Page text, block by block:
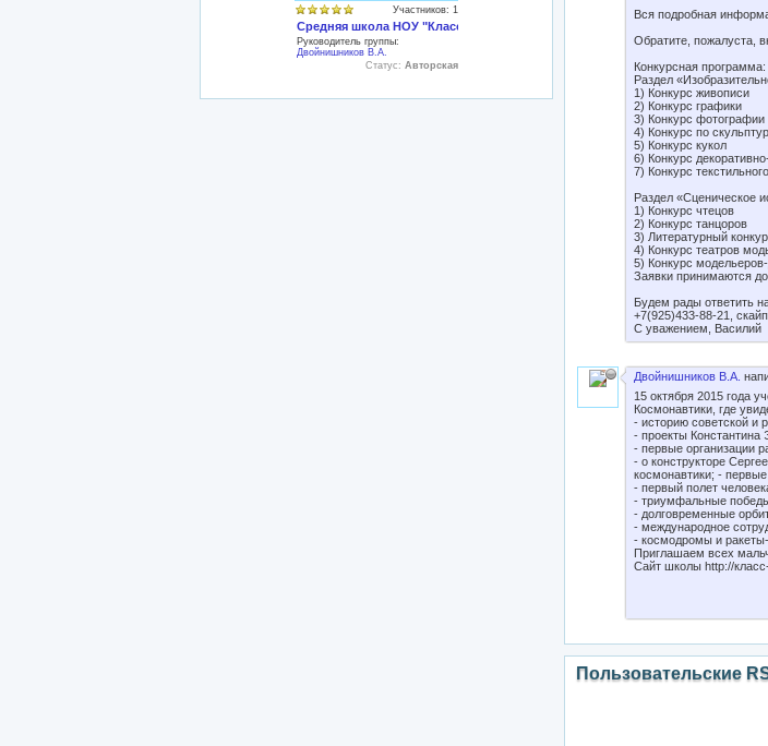
Участников: 1
Средняя школа НОУ "Классическое образование"
Руководитель группы:
Двойнишников В.А.
Статус: Авторская
Вся подробная
Обратите, пожалуста,
Конкурсная программа:
Раздел
1) Конкурс живописи
2) Конкурс графики
3) Конкурс фотографии
4) Конкурс по
5) Конкурс кукол
6) Конкурс
7) Конкурс
Раздел «Сценическое
1) Конкурс чтецов
2) Конкурс танцоров
3) Литературный
4) Конкурс театров
5) Конкурс
Заявки принимаются
Будем рады ответить
+7(925)433-88-21,
С уважением, Василий
Двойнишников В.А.
15 октября 2015 года
Космонавтики, где
- историю советской и
- проекты Константина
- первые организации
- о конструкторе
космонавтики; -
- первый полет
- триумфальные
- долговременные
- международное
- космодромы и
Приглашаем всех
Сайт школы http://
Пользовательские